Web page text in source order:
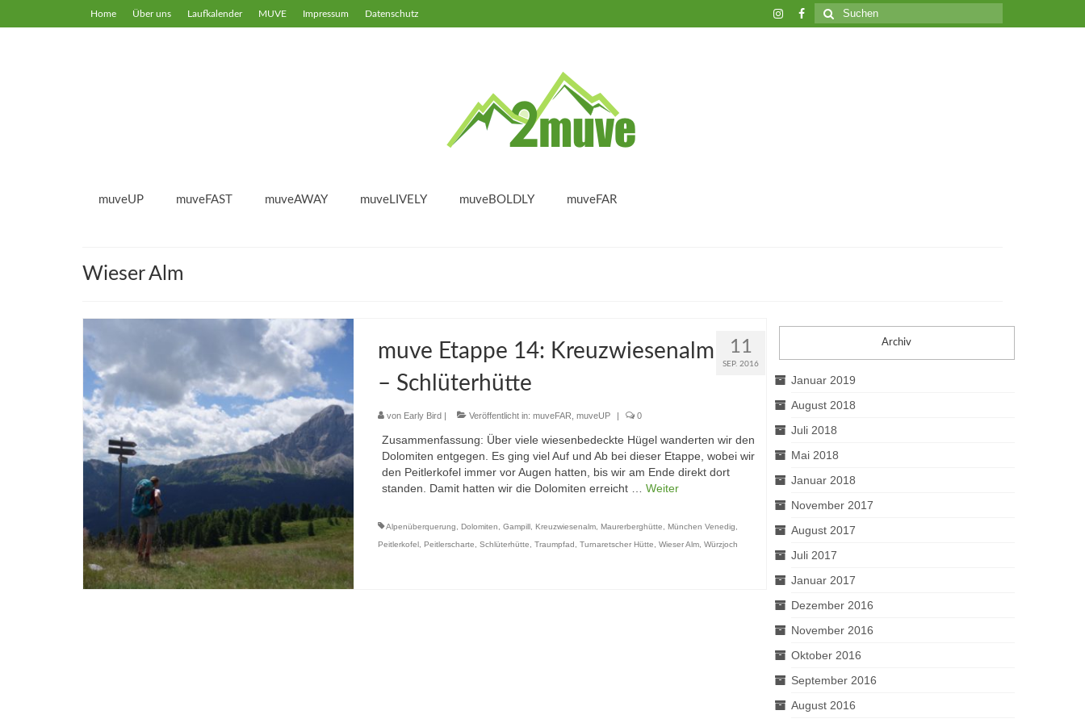
Home Über uns Laufkalender MUVE Impressum Datenschutz
Suche
nach:
muveUP muveFAST muveAWAY muveLIVELY muveBOLDLY muveFAR
Wieser Alm
11
SEP. 2016
muve Etappe 14: Kreuzwiesenalm
– Schlüterhütte
von Early Bird| Veröffentlicht in: muveFAR muveUP | 0
Zusammenfassung: Über viele wiesenbedeckte Hügel wanderten wir den
Dolomiten entgegen. Es ging viel Auf und Ab bei dieser Etappe, wobei wir
den Peitlerkofel immer vor Augen hatten, bis wir am Ende direkt dort
standen. Damit hatten wir die Dolomiten erreicht … Weiter
Alpenüberquerung Dolomiten Gampill, Kreuzwiesenalm, Maurerberghütte München Venedig
Peitlerkofel, Peitlerscharte Schlüterhütte Traumpfad Turnaretscher Hütte Wieser Alm, Würzjoch
Archiv
Januar 2019
August 2018
Juli 2018
Mai 2018
Januar 2018
November 2017
August 2017
Juli 2017
Januar 2017
Dezember 2016
November 2016
Oktober 2016
September 2016
August 2016